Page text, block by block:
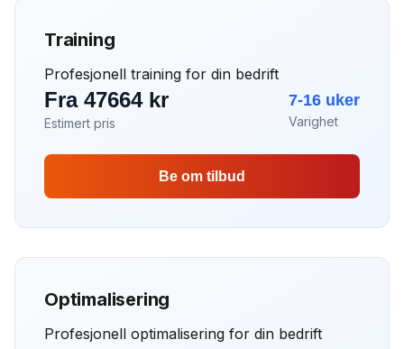
Training
Profesjonell training for din bedrift
Fra 47664 kr
Estimert pris
7-16 uker
Varighet
Be om tilbud
Optimalisering
Profesjonell optimalisering for din bedrift